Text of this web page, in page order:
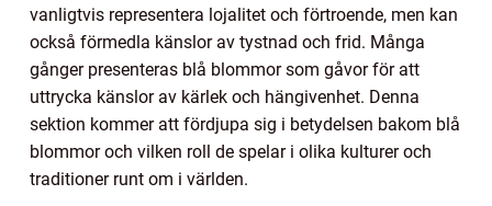
vanligtvis representera lojalitet och förtroende, men kan
också förmedla känslor av tystnad och frid. Många
gånger presenteras blå blommor som gåvor för att
uttrycka känslor av kärlek och hängivenhet. Denna
sektion kommer att fördjupa sig i betydelsen bakom blå
blommor och vilken roll de spelar i olika kulturer och
traditioner runt om i världen.